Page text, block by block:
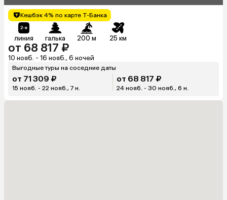
Кешбэк 4% по карте Т-Банка
линия галька 200 м 25 км
от 68 817 ₽
10 нояб. - 16 нояб., 6 ночей
Выгодные туры на соседние даты
от 71 309 ₽
15 нояб. - 22 нояб., 7 н.
от 68 817 ₽
24 нояб. - 30 нояб., 6 н.